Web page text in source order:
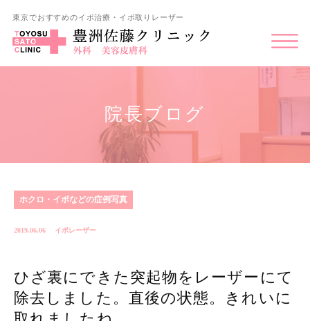
東京でおすすめのイボ治療・イボ取りレーザー
院長ブログ
ホクロ・イボなどの症例写真
2019.06.06 イボレーザー
ひざ裏にできた突起物をレーザーにて
除去しました。直後の状態。きれいに